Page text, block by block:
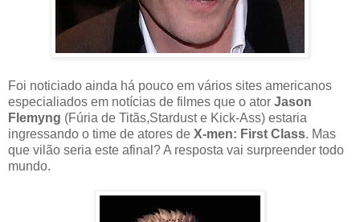
Foi noticiado ainda há pouco em vários sites americanos
especialiados em notícias de filmes que o ator Jason
Flemyng (Fúria de Titãs,Stardust e Kick-Ass) estaria
ingressando o time de atores de X-men: First Class. Mas
que vilão seria este afinal? A resposta vai surpreender todo
mundo.